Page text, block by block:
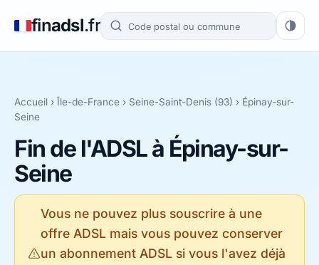
finadsl.fr
Accueil › Île-de-France › Seine-Saint-Denis (93) › Épinay-sur-
Seine
Fin de l'ADSL à Épinay-sur-
Seine
Vous ne pouvez plus souscrire à une
offre ADSL mais vous pouvez conserver
un abonnement ADSL si vous l'avez déjà